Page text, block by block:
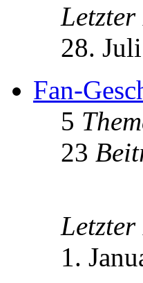
28.
Fan-
5
23
1.